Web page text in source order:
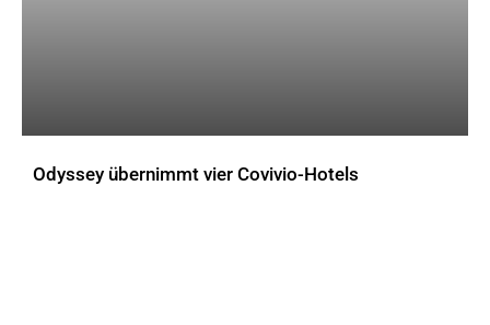
Odyssey übernimmt vier Covivio-Hotels